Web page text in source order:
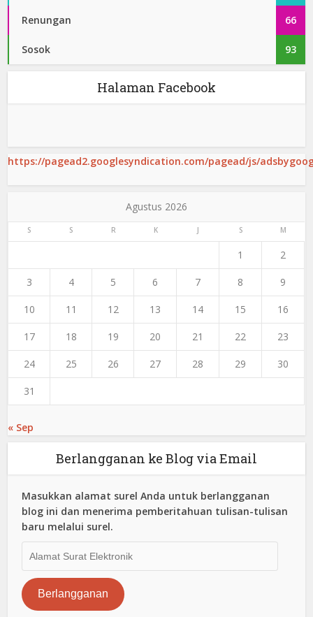
Renungan 66
Sosok 93
Halaman Facebook
https://pagead2.googlesyndication.com/pagead/js/
Agustus 2026
S S R K J S M
1 2
3 4 5 6 7 8 9
10 11 12 13 14 15 16
17 18 19 20 21 22 23
24 25 26 27 28 29 30
31
« Sep
Berlangganan ke Blog via Email
Masukkan alamat surel Anda untuk berlangganan
blog ini dan menerima pemberitahuan tulisan-tulisan
baru melalui surel.
Surat
Elektronik
Berlangganan